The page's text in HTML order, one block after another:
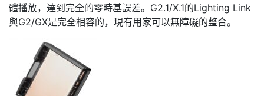
體播放，達到完全的零時基誤差。G2.1/X.1的Lighting Link
與G2/GX是完全相容的，現有用家可以無障礙的整合。